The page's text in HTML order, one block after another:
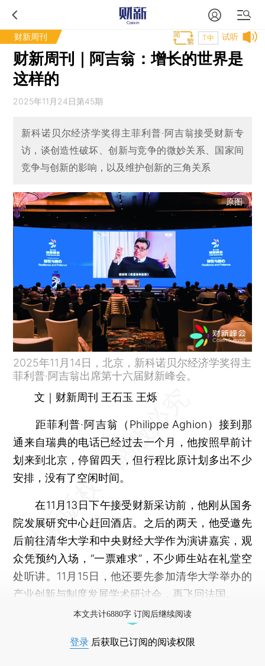
财新周刊 试听
T中
财新周刊｜阿吉翁：增长的世界是
这样的
2025年11月24日第45期
新科诺贝尔经济学奖得主菲利普·阿吉翁接受财新专
访，谈创造性破坏、创新与竞争的微妙关系、国家间
竞争与创新的影响，以及维护创新的三角关系
原图
2025年11月14日，北京，新科诺贝尔经济学奖得主
菲利普·阿吉翁出席第十六届财新峰会。
文｜财新周刊 王石玉 王烁
距菲利普·阿吉翁（Philippe Aghion）接到那
通来自瑞典的电话已经过去一个月，他按照早前计
划来到北京，停留四天，但行程比原计划多出不少
安排，没有了空闲时间。
在11月13日下午接受财新采访前，他刚从国务
院发展研究中心赶回酒店。之后的两天，他受邀先
后前往清华大学和中央财经大学作为演讲嘉宾，观
众凭预约入场，“一票难求”，不少师生站在礼堂空
处听讲。11月15日，他还要先参加清华大学举办的
产业创新与制度发展学术研讨会，再飞回法国。
本文共计6880字 订阅后继续阅读
登录 后获取已订阅的阅读权限